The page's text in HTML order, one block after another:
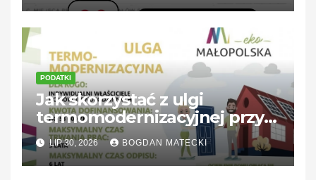
PODATKI
Jak skorzystać z ulgi
termomodernizacyjnej przy
braku podatku — praktyczne
rozwiązania
LIP 30, 2026 BOGDAN MATECKI